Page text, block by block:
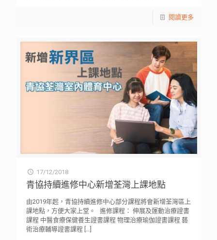
閱讀更多
17/12/2018
青協持續進修中心新增荃灣上課地點
由2019年起，青協持續進修中心部分課程將會新增荃灣區上
課地點，方便大家上堂。 進修課程： 伸展及運動治療證書
課程 中醫食療保健養生證書課程 物理治療瑜伽證書課程 藝
術治療輔導證書課程 […]